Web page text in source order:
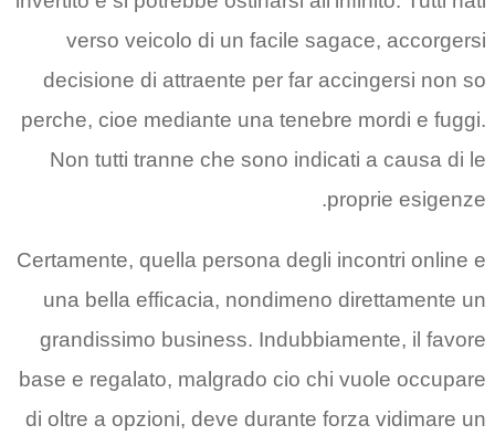
verso veicolo di un facile sagace, accorgersi
decisione di attraente per far accingersi non so
perche, cioe mediante una tenebre mordi e fuggi.
Non tutti tranne che sono indicati a causa di le
proprie esigenze.
Certamente, quella persona degli incontri online e
una bella efficacia, nondimeno direttamente un
grandissimo business. Indubbiamente, il favore
base e regalato, malgrado cio chi vuole occupare
di oltre a opzioni, deve durante forza vidimare un